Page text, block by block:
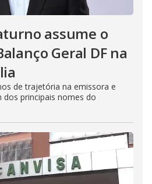
assume o
Geral DF na
de trajetória na emissora e
principais nomes do